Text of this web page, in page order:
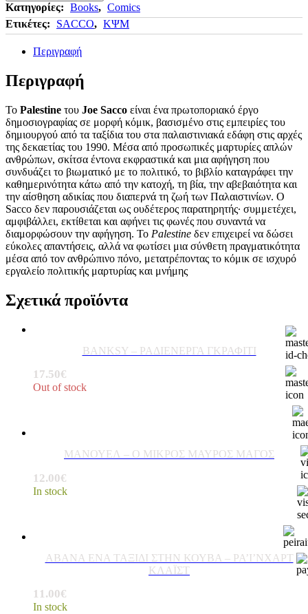
Κατηγορίες: Books, Comics
Ετικέτες:
SACCO, ΚΨΜ
Περιγραφή
Περιγραφή
Το Palestine του Joe Sacco είναι ένα πρωτοποριακό έργο
δημοσιογραφίας σε μορφή κόμικ, βασισμένο στις εμπειρίες του
δημιουργού από τα ταξίδια του στα παλαιστινιακά εδάφη στις αρχές
της δεκαετίας του 1990. Μέσα από προσωπικές μαρτυρίες απλών
ανθρώπων, σκίτσα έντονα εκφραστικά και μια αφήγηση που
συνδυάζει το βιωματικό με το πολιτικό, το βιβλίο καταγράφει την
καθημερινότητα κάτω από την κατοχή, τη βία, την αβεβαιότητα και
την αίσθηση αδικίας που διαπερνά τη ζωή των Παλαιστινίων. Ο
Sacco δεν παρουσιάζεται ως ουδέτερος παρατηρητής· συμμετέχει,
αμφιβάλλει, εκτίθεται και αφήνει τις φωνές που συναντά να
διαμορφώσουν την αφήγηση. Το Palestine δεν επιχειρεί να δώσει
εύκολες απαντήσεις, αλλά να φωτίσει μια σύνθετη πραγματικότητα
μέσα από τον ανθρώπινο πόνο, μετατρέποντας το κόμικ σε ισχυρό
εργαλείο πολιτικής μαρτυρίας και μνήμης
Σχετικά προϊόντα
BANKSY – ΡΑΔΙΕΝΕΡΓΆ ΓΚΡΆΦΙΤΙ
17.50€
Out of stock
ΜΑΝΟΥΕΛ – Ο ΜΙΚΡΟΣ ΜΑΥΡΟΣ ΜΑΓΟΣ
12.00€
In stock
ΑΒΑΝΑ ΕΝΑ ΤΑΞΙΔΙ ΣΤΗΝ ΚΟΥΒΑ – ΡΑ’Ι’ΝΧΑΡΤ
ΚΛΆΙΣΤ
11.00€
In stock